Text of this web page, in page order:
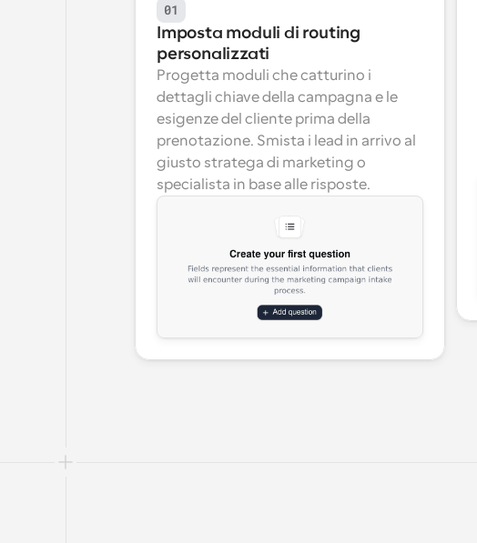
01
Imposta moduli di routing
personalizzati
Progetta moduli che catturino i
dettagli chiave della campagna e le
esigenze del cliente prima della
prenotazione. Smista i lead in arrivo al
giusto stratega di marketing o
specialista in base alle risposte.